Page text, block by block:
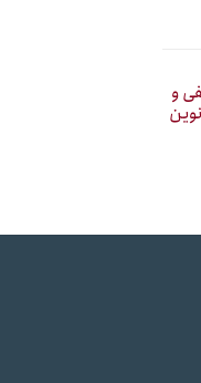
و